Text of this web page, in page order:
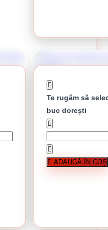
În stoc
Silicon universal maro
25.72
Te rugăm să
buc dorești
ADAUGĂ ÎN COȘ